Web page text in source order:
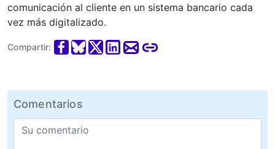
comunicación al cliente en un sistema bancario cada
vez más digitalizado.
Compartir:
Comentarios